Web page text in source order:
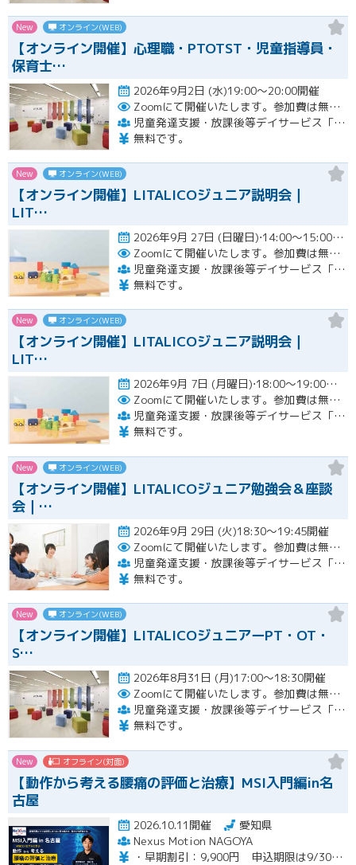
New オンライン(WEB)
【オンライン開催】心理職・PTOTST・児童指導員・
保育士…
2026年9月2日 (水)19:00～20:00開催
Zoomにて開催いたします。参加費は無料です。
児童発達支援・放課後等デイサービス「LITALICOジュニア」
無料です。
New オンライン(WEB)
【オンライン開催】LITALICOジュニア説明会｜
LIT…
2026年9月 27日 (日曜日)⋅14:00～15:00開催
Zoomにて開催いたします。参加費は無料です。
児童発達支援・放課後等デイサービス「LITALICOジュニア」
無料です。
New オンライン(WEB)
【オンライン開催】LITALICOジュニア説明会｜
LIT…
2026年9月 7日 (月曜日)⋅18:00～19:00開催
Zoomにて開催いたします。参加費は無料です。
児童発達支援・放課後等デイサービス「LITALICOジュニア」
無料です。
New オンライン(WEB)
【オンライン開催】LITALICOジュニア勉強会＆座談
会｜…
2026年9月 29日 (火)18:30～19:45開催
Zoomにて開催いたします。参加費は無料です。
児童発達支援・放課後等デイサービス「LITALICOジュニア」
無料です。
New オンライン(WEB)
【オンライン開催】LITALICOジュニアーPT・OT・
S…
2026年8月31日 (月)17:00～18:30開催
Zoomにて開催いたします。参加費は無料です。
児童発達支援・放課後等デイサービス「LITALICOジュニア」
無料です。
New オフライン(対面)
【動作から考える腰痛の評価と治療】MSI入門編in名
古屋
2026.10.11開催
愛知県
Nexus Motion NAGOYA
・早期割引：9,900円 申込期限は9/30（水）まで ・通常価格：12,100円 ・再受講：6,600円（MSI入門編受講歴のある方）※８名限定